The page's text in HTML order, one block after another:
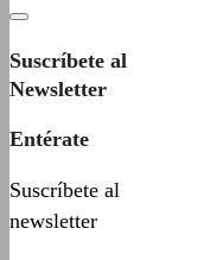
Suscríbete al
Newsletter
Entérate
Suscríbete al
newsletter